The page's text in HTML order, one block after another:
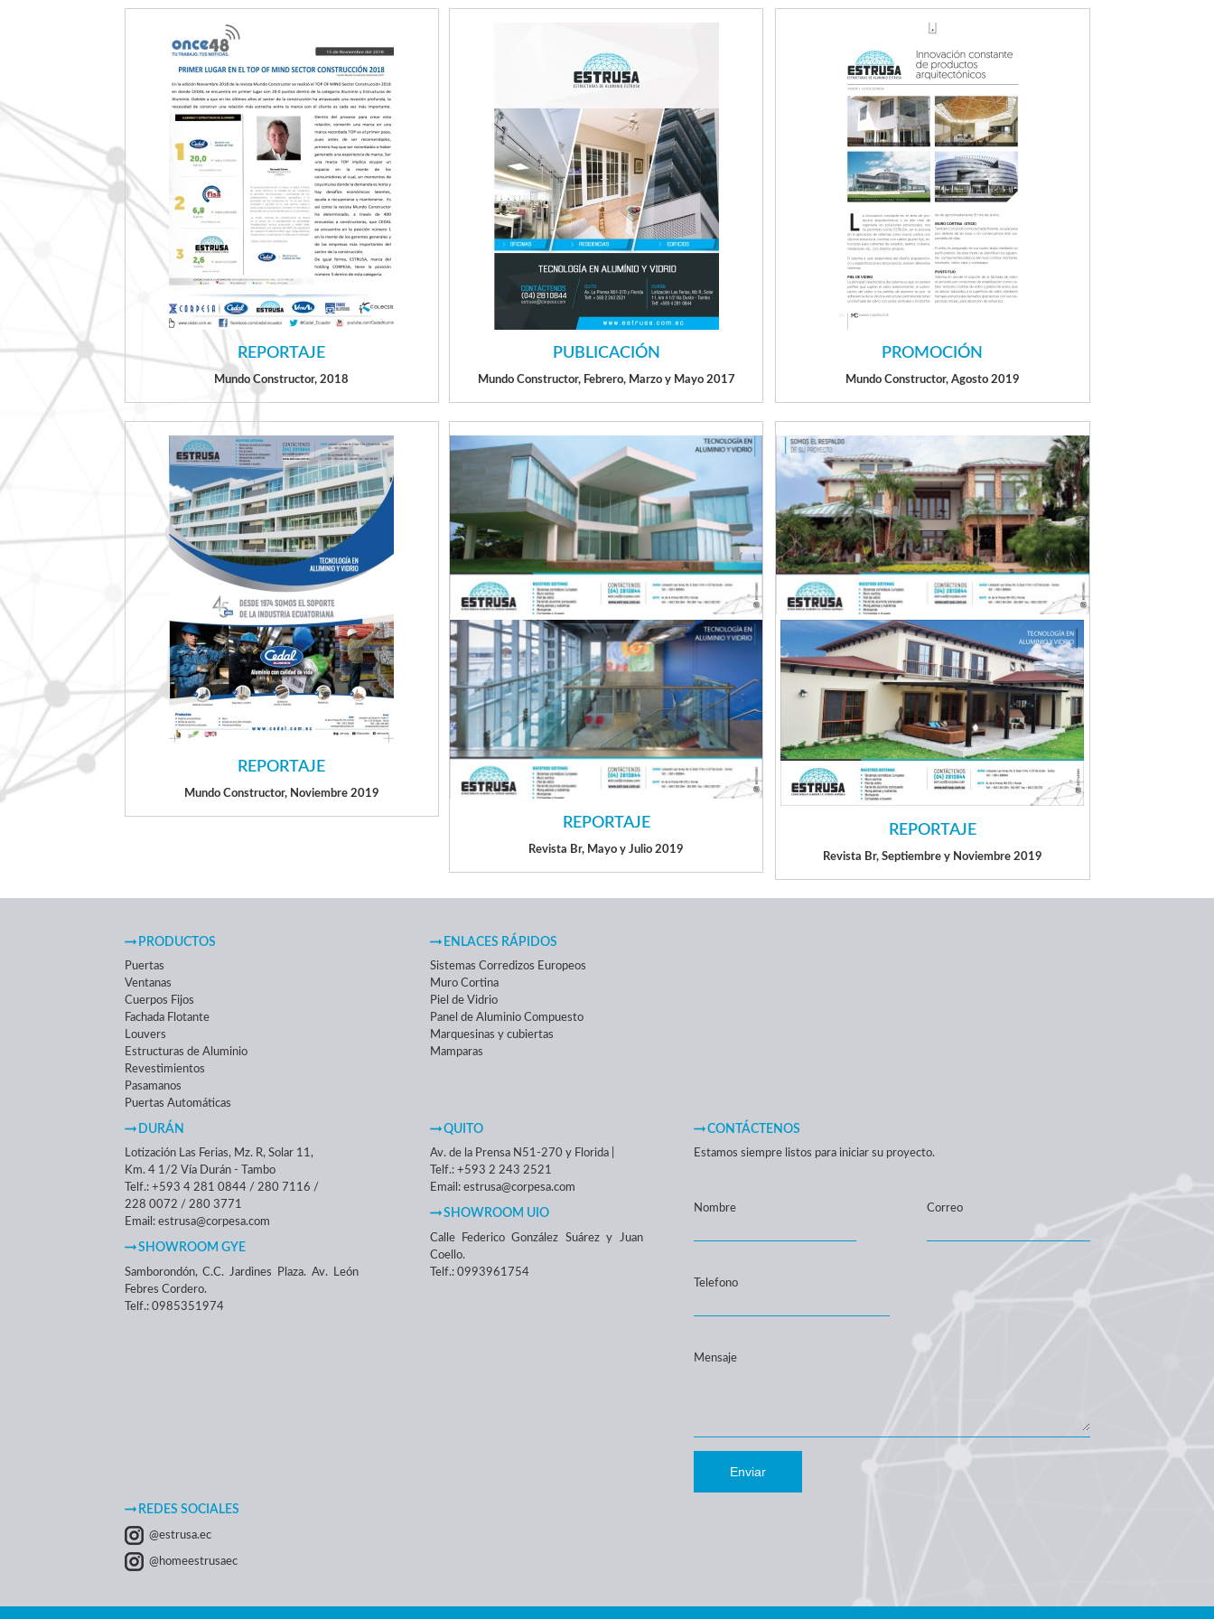
REPORTAJE
Mundo Constructor, 2018
PUBLICACIÓN
Mundo Constructor, Febrero, Marzo y Mayo 2017
PROMOCIÓN
Mundo Constructor, Agosto 2019
REPORTAJE
Mundo Constructor, Noviembre 2019
REPORTAJE
Revista Br, Mayo y Julio 2019
REPORTAJE
Revista Br, Septiembre y Noviembre 2019
ENLACES RÁPIDOS
Sistemas Corredizos Europeos
Muro Cortina
Piel de Vidrio
Panel de Aluminio Compuesto
Marquesinas y cubiertas
Mamparas
PRODUCTOS
Puertas
Ventanas
Cuerpos Fijos
Fachada Flotante
Louvers
Estructuras de Aluminio
Revestimientos
Pasamanos
Puertas Automáticas
QUITO
Av. de la Prensa N51-270 y Florida |
Telf.: +593 2 243 2521
Email: estrusa@corpesa.com
SHOWROOM UIO
Calle Federico González Suárez y Juan
Coello.
Telf.: 0993961754
DURÁN
Lotización Las Ferias, Mz. R, Solar 11,
Km. 4 1/2 Vía Durán - Tambo
Telf.: +593 4 281 0844 / 280 7116 /
228 0072 / 280 3771
Email: estrusa@corpesa.com
SHOWROOM GYE
Samborondón, C.C. Jardines Plaza. Av. León
Febres Cordero.
Telf.: 0985351974
CONTÁCTENOS
Estamos siempre listos para iniciar su proyecto.
Nombre Correo
Telefono
Mensaje
Enviar
REDES SOCIALES
@estrusa.ec
@homeestrusaec